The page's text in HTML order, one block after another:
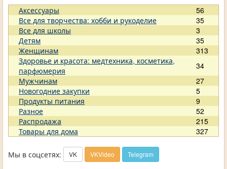
Аксессуары
56
Все для творчества: хобби и рукоделие
35
Все для школы
3
Детям
35
Женщинам
313
Здоровье и красота: медтехника, косметика,
парфюмерия
34
Мужчинам
27
Новогодние закупки
5
Продукты питания
9
Разное
52
Распродажа
215
Товары для дома
327
Мы в соцсетях: VK VKVideo Telegram